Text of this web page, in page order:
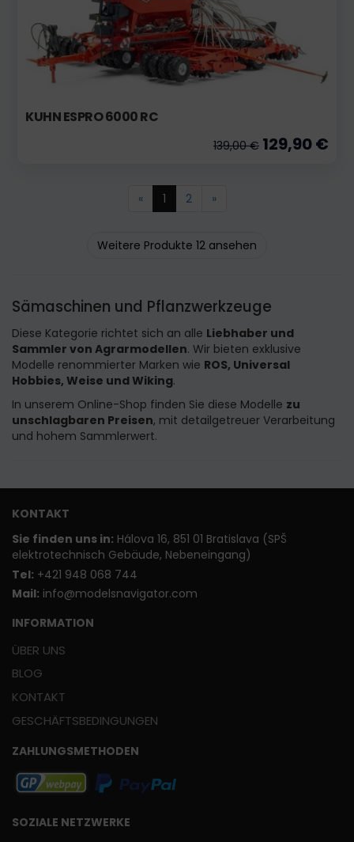
KUHN ESPRO 6000 RC
139,00 € 129,90 €
« 1 2 »
Weitere Produkte 12 ansehen
Sämaschinen und Pflanzwerkzeuge
Diese Kategorie richtet sich an alle Liebhaber und
Sammler von Agrarmodellen. Wir bieten exklusive
Modelle renommierter Marken wie ROS, Universal
Hobbies, Weise und Wiking.
In unserem Online-Shop finden Sie diese Modelle zu
unschlagbaren Preisen, mit detailgetreuer Verarbeitung
und hohem Sammlerwert.
KONTAKT
Sie finden uns in: Hálova 16, 851 01 Bratislava (SPŠ
elektrotechnisch Gebäude, Nebeneingang)
Tel: +421 948 068 744
Mail: info@modelsnavigator.com
INFORMATION
ÜBER UNS
BLOG
KONTAKT
GESCHÄFTSBEDINGUNGEN
ZAHLUNGSMETHODEN
SOZIALE NETZWERKE